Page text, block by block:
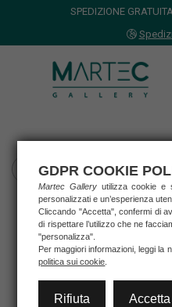
SPEDIZIONE
TORNA INDIETRO
Home
Opere d'arte
Stampe
ANTONIO MASSA -
GDPR COOKIE
Martec Gallery utilizza cookie e
personalizzati e un’esperienza
Cliccando "Accetta", confermi di
di rispettare l’utilizzo che ne
"personalizza".
Per maggiori informazioni, leggi la
politica sui cookie
Rifiuta Accetta